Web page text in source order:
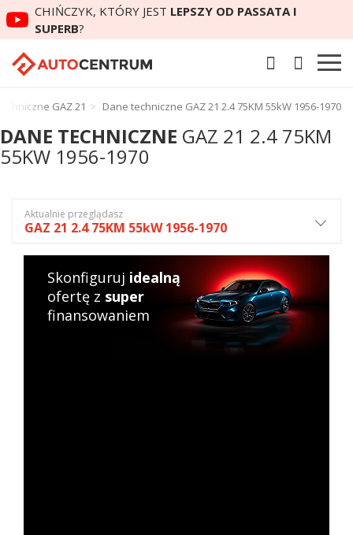
CHIŃCZYK, KTÓRY JEST LEPSZY OD PASSATA I
SUPERB?
GAZ 21 Dane techniczne GAZ 21 2.4 75KM 55kW 1956-1970
DANE TECHNICZNE GAZ 21 2.4 75KM
55KW 1956-1970
Aktualnie przeglądasz
GAZ 21 2.4 75KM 55kW 1956-1970
Skonfiguruj idealną
ofertę z super
finansowaniem